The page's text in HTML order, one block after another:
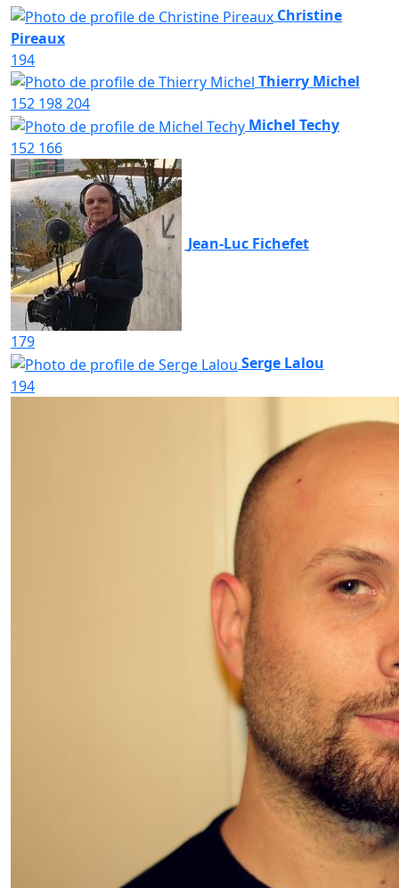
Christine
Pireaux
194
Thierry Michel
152 198204
Michel Techy
152 166
Jean-Luc Fichefet
179
Serge Lalou
194